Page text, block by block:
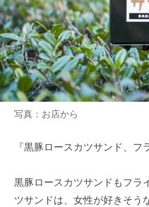
写真：お店から
『黒豚ロースカツサンド、フ
黒豚ロースカツサンドもフラ
ツサンドは、女性が好きそう